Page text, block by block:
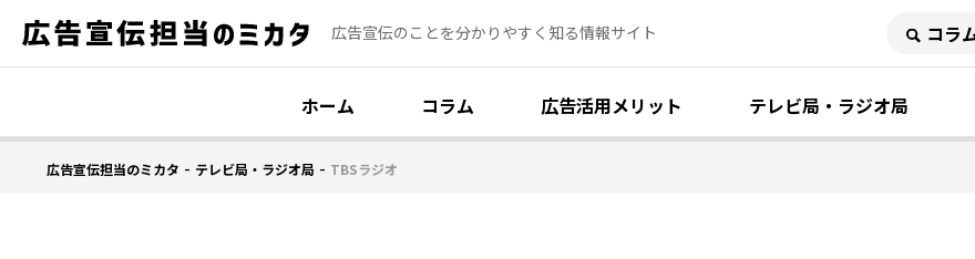
広告宣伝のことを分かりやすく知る情報サイト
ホーム コラム 広告活用メリット テレビ局・ラジオ局
広告宣伝担当のミカタ - テレビ局・ラジオ局 - TBSラジオ